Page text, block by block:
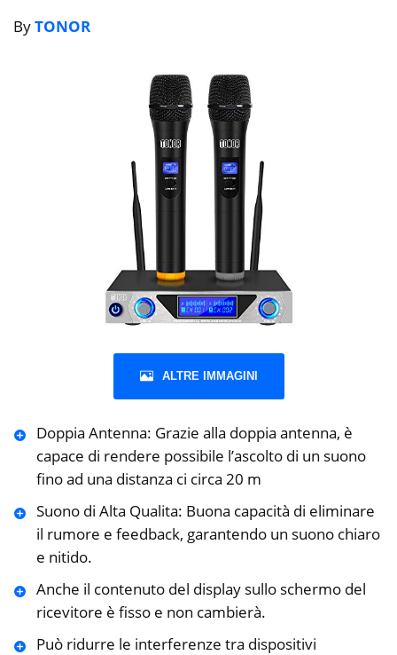
ByTONOR
ALTRE IMMAGINI
Doppia Antenna: Grazie alla doppia antenna, è
capace di rendere possibile l’ascolto di un suono
fino ad una distanza ci circa 20 m
Suono di Alta Qualita: Buona capacità di eliminare
il rumore e feedback, garantendo un suono chiaro
e nitido.
Anche il contenuto del display sullo schermo del
ricevitore è fisso e non cambierà.
Può ridurre le interferenze tra dispositivi